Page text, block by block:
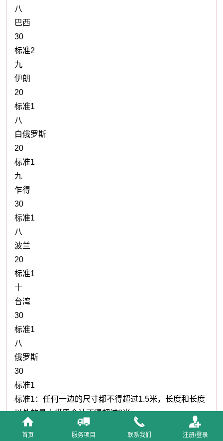
八
巴西
30
标准2
九
伊朗
20
标准1
八
白俄罗斯
20
标准1
九
乍得
30
标准1
八
波兰
20
标准1
十
台湾
30
标准1
八
俄罗斯
30
标准1
标准1：任何一边的尺寸都不得超过1.5米，长度和长度
以外的最大横周合计不得超过3米。
标准2：任何一边的尺寸都不得超过1.05米，长度和长
首页 服务项目 联系我们 注册/登录